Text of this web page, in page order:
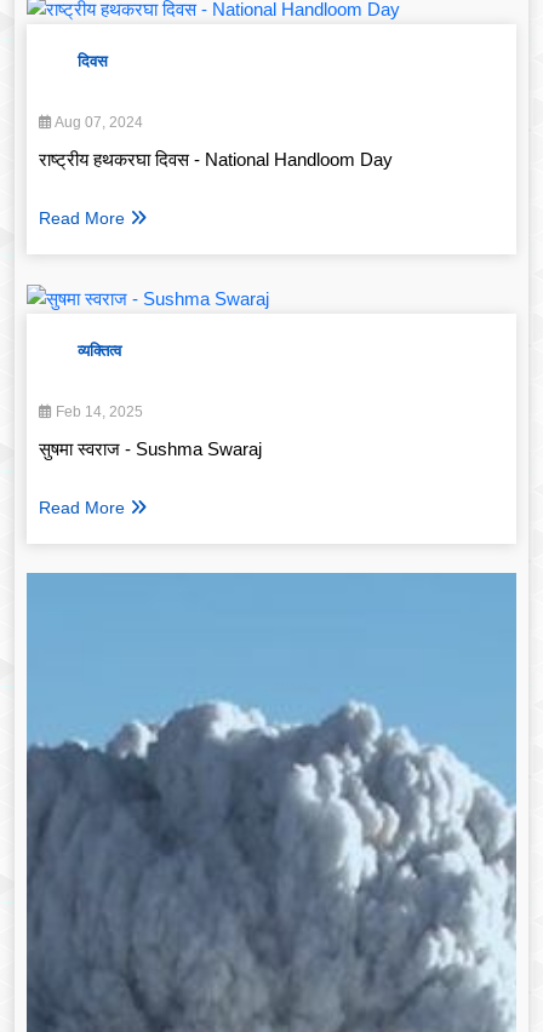
दिवस
Aug 07, 2024
राष्ट्रीय हथकरघा दिवस - National Handloom Day
Read More
व्यक्तित्व
Feb 14, 2025
सुषमा स्वराज - Sushma Swaraj
Read More